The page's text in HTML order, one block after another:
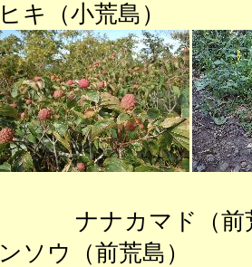
ヒキ（小荒島）
ナナカマド（
ンソウ（前荒島